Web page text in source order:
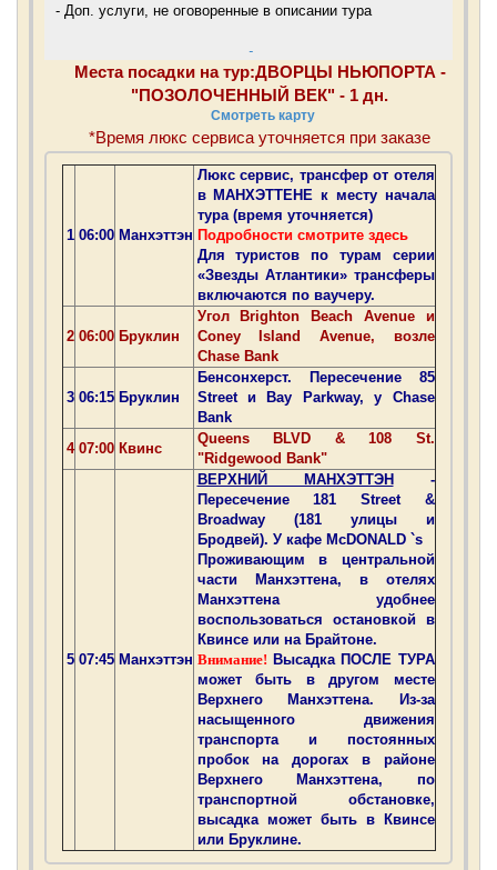
- Доп. услуги, не оговоренные в описании тура
Места посадки на тур:ДВОРЦЫ НЬЮПОРТА -
"ПОЗОЛОЧЕННЫЙ ВЕК" - 1 дн.
Смотреть карту
*Время люкс сервиса уточняется при заказе
1 06:00 Манхэттэн
Люкс сервис, трансфер от отеля
в МАНХЭТТЕНЕ к месту начала
тура (время уточняется)
Подробности смотрите здесь
Для туристов по турам серии
«Звезды Атлантики» трансферы
включаются по ваучеру.
2 06:00 Бруклин
Угол Brighton Beach Avenue и
Coney Island Avenue, возле
Chase Bank
3 06:15 Бруклин
Бенсонхерст. Пересечение 85
Street и Bay Parkway, у Chase
Bank
4 07:00 Квинс
Queens BLVD & 108 St.
"Ridgewood Bank"
5 07:45 Манхэттэн
ВЕРХНИЙ МАНХЭТТЭН -
Пересечение 181 Street &
Broadway (181 улицы и
Бродвей). У кафе McDONALD `s
Проживающим в центральной
части Манхэттена, в отелях
Манхэттена удобнее
воспользоваться остановкой в
Квинсе или на Брайтоне.
Внимание! Высадка ПОСЛЕ ТУРА
может быть в другом месте
Верхнего Манхэттена. Из-за
насыщенного движения
транспорта и постоянных
пробок на дорогах в районе
Верхнего Манхэттена, по
транспортной обстановке,
высадка может быть в Квинсе
или Бруклине.